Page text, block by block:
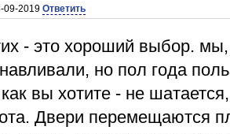
09-2019 Ответить
- это хороший выбор.
но пол года
вы хотите - не
Двери перемещаются